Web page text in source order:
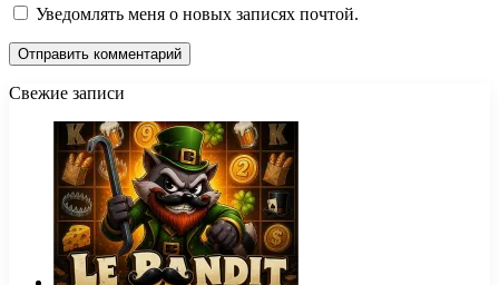
Уведомлять меня о новых записях почтой.
Свежие записи